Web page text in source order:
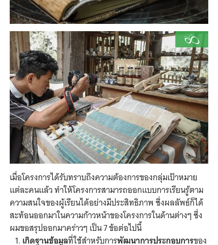
เมื่อโครงการได้รับทราบถึงความต้องการของกลุ่มเป้าหมาย
แต่ละคนแล้ว ทำให้โครงการสามารถออกแบบการเรียนรู้ตาม
ความสนใจของผู้เรียนได้อย่างมีประสิทธิภาพ ซึ่งผลลัพธ์ก็ได้
สะท้อนออกมาในความก้าวหน้าของโครงการในด้านต่างๆ ซึ่ง
ผมขอสรุปออกมาคร่าวๆ เป็น 7 ข้อต่อไปนี้
เกิดฐานข้อมูลที่ใช้สำหรับการพัฒนาการประกอบการของ